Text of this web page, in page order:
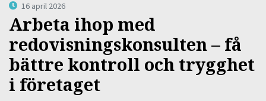
16 april 2026
Arbeta ihop med
redovisningskonsulten – få
bättre kontroll och trygghet
i företaget